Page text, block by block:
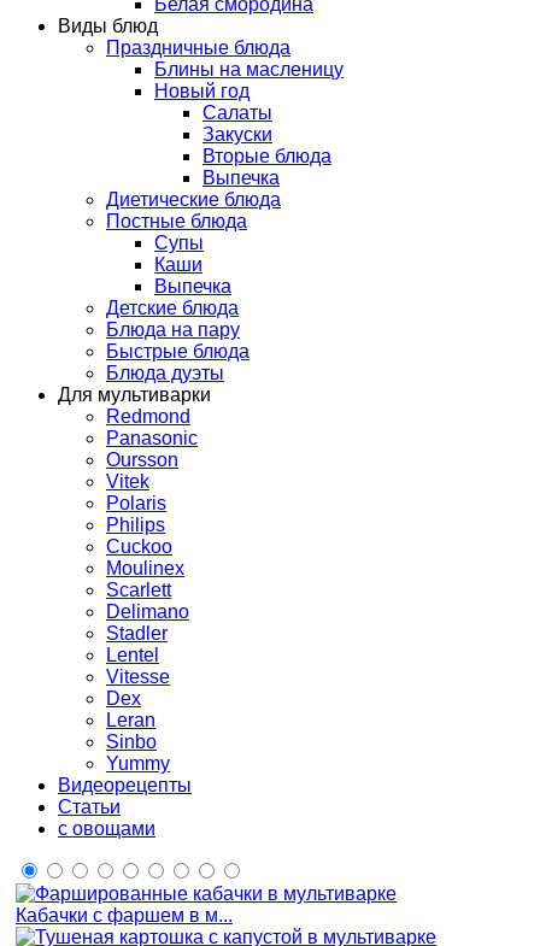
Виды блюд
Праздничные блюда
Блины на масленицу
Новый год
Салаты
Закуски
Вторые блюда
Выпечка
Диетические блюда
Постные блюда
Супы
Каши
Выпечка
Детские блюда
Блюда на пару
Быстрые блюда
Блюда дуэты
Для мультиварки
Redmond
Panasonic
Oursson
Vitek
Polaris
Philips
Cuckoo
Moulinex
Scarlett
Delimano
Stadler
Lentel
Vitesse
Dex
Leran
Sinbo
Yummy
Видеорецепты
Статьи
с овощами
Кабачки с фаршем в м...